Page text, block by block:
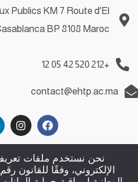
Publics KM 7 Route d'El
BP 8108 Maroc
+212 520 42 05 12
contact@ehtp.ac.ma
de stage |Politiques de
du site| Contact
نحن نستخدم ملفات